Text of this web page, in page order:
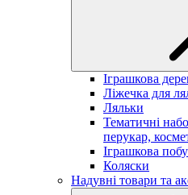
Іграшкова
Ліжечка для
Ляльки
Тематичні
перукар,
Іграшкова
Коляски
Надувні товари та